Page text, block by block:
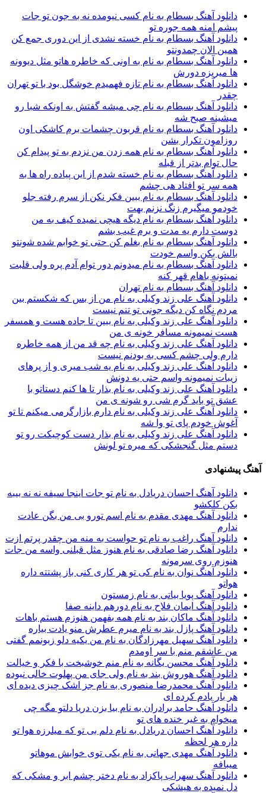
دانلود آهنگ بسطام به نام کسی نیومده نه به جون تو جات
پیشم امنه همه جوره تو
دانلود آهنگ بسطام به نام خسته نشدی از این دوری جمع کن
همین الان چمدونتو
دانلود آهنگ بسطام به نام به اونی که خاطره هاتو مثل دیوونه
ها میریزه دورش
دانلود آهنگ بسطام به نام تازه فهمیدم خوشگل بود با تو تهران
چقدر
دانلود آهنگ بسطام به نام چی میشه گفتش به اونکه شبا رو
میشینه صبح شه
دانلود آهنگ بسطام به نام قربون چشمات برم کاشکی اون
روزامون تکرار بشن
دانلود آهنگ بسطام به نام همه زدن من نزدم به تو پیدام کن
حال توام بدتر از قبله
دانلود آهنگ بسطام به نام خسته شدم از این پیاده راه ها به
همه سر تو افتاد هی چشم
دانلود آهنگ بسطام به نام ببین فکر نکن از سرم رفته جلو
خودمو میگیرم زنگ نزنم بهت
دانلود آهنگ بسطام به نام دیگه هیچی نمیده کیف به من
دوست دارم یه مدت و برم غیب بشم
دانلود آهنگ بسطام به نام بغلم کن حتی تو خوابم شده شونتو
بالش بکن واسم خودت
دانلود آهنگ بسطام به نام میدونم دور توام آدم پره ولی قلبت
نمیتونه باهام قهر کنه
دانلود آهنگ بسطام به نام تهران
دانلود آهنگ علی زند وکیلی به نام من از بس كه شكستم بین
مردم نگاه كن دیگه جونى تو تنم نیست
دانلود آهنگ علی زند وکیلی به نام ببین تا جاده هست و همسفر
هست نمیمونه مسافر خونه ی من
دانلود آهنگ علی زند وکیلی به نام چه قد من از همه خاطره
دارم ولی چشم كسی به بودنم نیست
دانلود آهنگ علی زند وکیلی به نام یه شب میرى و از پرهای
زيبات نمیمونه واسم حتی یه دونش
دانلود آهنگ علی زند وکیلی به نام بذار تا ها كنم دستاتو با
عشق تو باید گرم شی رو شونه ى من
دانلود آهنگ علی زند وکیلی به نام دارم بازارگرمی میكنم تا تو
آغوش خودم پای تو وا شه
دانلود آهنگ علی زند وکیلی به نام بذار دست كوچیكت رو تو
دستم مثل گنجشكی كه میره تو لونش
آهنگ پیشنهادی
دانلود آهنگ احسان دریادل به نام ﺗﻮ ﺟﺎت اﻳﻨﺠﺎ ﺳﻴﻔﻪ ﻧﻪ ﻧﻪ ﺑﻴﺒﻪ
ﺑﻜﻦ ﻛﻠﻜﺸﻮ
دانلود آهنگ مهدی مقدم به نام اسم تورو بی من بگن عادت
ندارم
دانلود آهنگ راغب به نام تو حواست به منه من چقدر پرتم ازت
دانلود آهنگ رضا صادقی به نام هنوز مثل قبلنی واسه من جات
هنوزم روی سرمونه
دانلود آهنگ نوان به نام کی تو هر کاری کنی باز پشتته داره
هواتو
دانلود آهنگ پویا بیاتی به نام زمستون
دانلود آهنگ ایمان فلاح به نام دورهم داینه صفا
دانلود آهنگ ماکان بند به نام همه بفهمن هنوزم هستم باهات
دانلود آهنگ پازل بند به نام میرم عطرش منو یادت بیاره
دانلود آهنگ سهیل مهرزادگان به نام من یکیه دلو زبونمم گفتی
من عاشقم منم با سر اومدم
دانلود آهنگ محسن یگانه به نام منم خوشبخت با فکر و خیالت
دانلود آهنگ هوروش بند به نام ولی جای من پهلوت خالی نبوده
دانلود آهنگ محمدرضا منصوری به نام جز اشک چیزی دیده ای
هر بار یادم کرده ای
دانلود آهنگ حامد برادران به نام بیا بزن دریا دلتو مگه چی
میخوام به غیر خنده های تو
دانلود آهنگ احسان دریادل به نام دﻟﻢ ﺑﻰ ﺗﻮ ﻛﻪ ﻣﻴﻠﺮزه ﻫﻮا ﺗﻮ
داره ﻫﺮ ﻟﺤﻈﻪ
دانلود آهنگ مهدی جهانی به نام یکی توی خوابش موهاتو
میبافه
دانلود آهنگ سهراب پاکزاد به نام دختر چشم ابر و مشکی که
دل نمیده به هیشکی